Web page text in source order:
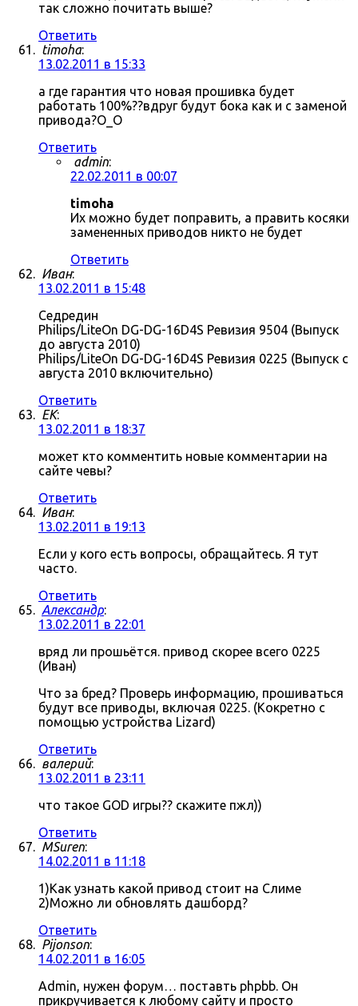
так сложно почитать выше?
Ответить
timoha:
13.02.2011 в 15:33
а где гарантия что новая прошивка будет
работать 100%??вдруг будут бока как и с заменой
привода?О_О
Ответить
admin:
22.02.2011 в 00:07
timoha
Их можно будет поправить, а править косяки
замененных приводов никто не будет
Ответить
Иван:
13.02.2011 в 15:48
Седредин
Philips/LiteOn DG-DG-16D4S Ревизия 9504 (Выпуск
до августа 2010)
Philips/LiteOn DG-DG-16D4S Ревизия 0225 (Выпуск с
августа 2010 включительно)
Ответить
ЕK:
13.02.2011 в 18:37
может кто комментить новые комментарии на
сайте чевы?
Ответить
Иван:
13.02.2011 в 19:13
Если у кого есть вопросы, обращайтесь. Я тут
часто.
Ответить
Александр:
13.02.2011 в 22:01
вряд ли прошьётся. привод скорее всего 0225
(Иван)
Что за бред? Проверь информацию, прошиваться
будут все приводы, включая 0225. (Кокретно с
помощью устройства Lizard)
Ответить
валерий:
13.02.2011 в 23:11
что такое GOD игры?? скажите пжл))
Ответить
MSuren:
14.02.2011 в 11:18
1)Как узнать какой привод стоит на Слиме
2)Можно ли обновлять дашборд?
Ответить
Pijonson:
14.02.2011 в 16:05
Admin, нужен форум… поставть phpbb. Он
прикручивается к любому сайту и просто